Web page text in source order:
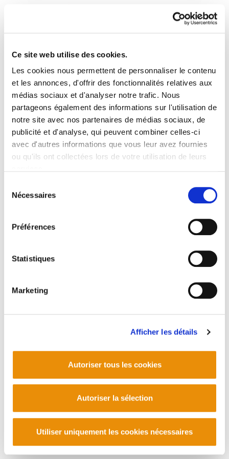
Ce site web utilise des cookies.
Les cookies nous permettent de personnaliser le contenu
et les annonces, d'offrir des fonctionnalités relatives aux
médias sociaux et d'analyser notre trafic. Nous
partageons également des informations sur l'utilisation de
notre site avec nos partenaires de médias sociaux, de
publicité et d'analyse, qui peuvent combiner celles-ci
avec d'autres informations que vous leur avez fournies
ou qu'ils ont collectées lors de votre utilisation de leurs
Nécessaires
Préférences
Statistiques
Marketing
Afficher les détails
Autoriser tous les cookies
Autoriser la sélection
Utiliser uniquement les cookies nécessaires
Astekaria 57
Astekaria 57.PDF7.8 MB
PLAN DU SITE ACCESSIBILITÉ CONTACT
Manu Robles-Arangiz Institutua Fundazioa
Corderliers karrika 20 - 64100 Baiona -
Contact